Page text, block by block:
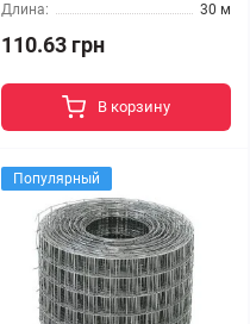
Длина:
30 м
110.63 грн
В корзину
Популярный